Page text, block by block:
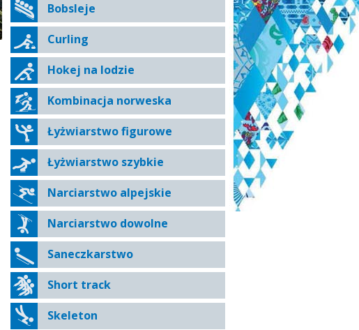
Bobsleje
Curling
Hokej na lodzie
Kombinacja norweska
Łyżwiarstwo figurowe
Łyżwiarstwo szybkie
Narciarstwo alpejskie
Narciarstwo dowolne
Saneczkarstwo
Short track
Skeleton